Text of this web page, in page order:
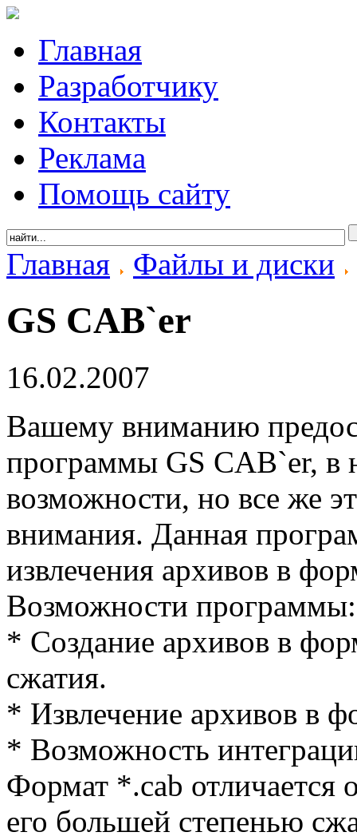
Главная
Разработчику
Контакты
Реклама
Помощь сайту
Главная Файлы и диски
GS CAB`er
16.02.2007
Вашему вниманию
программы GS CAB`er, в
возможности, но все же
внимания. Данная
извлечения архивов в
Возможности программы:
* Создание архивов в
сжатия.
* Извлечение архивов в
* Возможность
Формат *.cab отличается
его большей степенью